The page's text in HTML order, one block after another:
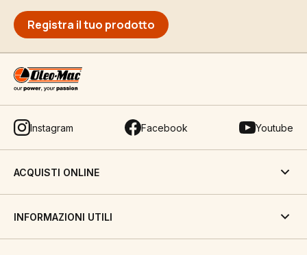
Registra il tuo prodotto
Instagram Facebook Youtube
ACQUISTI ONLINE
INFORMAZIONI UTILI